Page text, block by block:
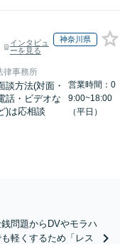
インタビュ
ーを見る
神奈川県
律事務所
談方法(対面・
話・ビデオな
)は応相談
営業時間：0
9:00~18:00
（平日）
問題からDVやモラハ
軽くするため「レス